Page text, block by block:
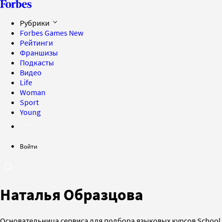
Рубрики
Forbes Games New
Рейтинги
Франшизы
Подкасты
Видео
Life
Woman
Sport
Young
Войти
Наталья Образцова